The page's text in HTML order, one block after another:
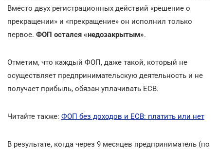
Вместо двух регистрационных действий «решение о
прекращении» и «прекращение» он исполнил только
первое. ФОП остался «недозакрытым».
Отметим, что каждый ФОП, даже такой, который не
осуществляет предпринимательскую деятельность и не
получает прибыль, обязан уплачивать ЕСВ.
Читайте также: ФОП без доходов и ЕСВ: платить или нет
В результате, когда через 9 месяцев предприниматель (по